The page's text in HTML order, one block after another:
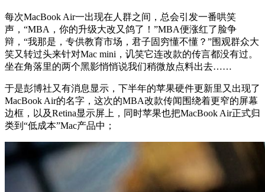
每次MacBook Air一出现在人群之间，总会引发一番哄笑
声，“MBA，你的升级大改又鸽了！”MBA便涨红了脸争
辩，“我那是，专供教育市场，君子固穷懂不懂？”围观群众大
笑又转过头来针对Mac mini，讥笑它连改款的传言都没有过。
坐在角落里的两个黑影悄悄说我们稍微放点料出去……
于是彭博社又有消息显示，下半年的苹果硬件更新里又出现了
MacBook Air的名字，这次的MBA改款传闻围绕着更窄的屏幕
边框，以及Retina显示屏上，同时苹果也把MacBook Air正式归
类到“低成本”Mac产品中；